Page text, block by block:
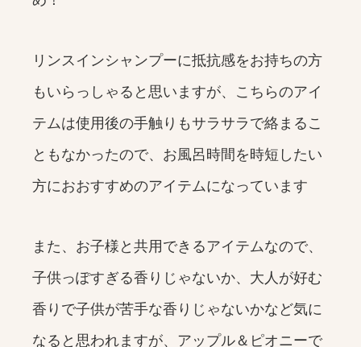
リンスインシャンプーに抵抗感をお持ちの方
もいらっしゃると思いますが、こちらのアイ
テムは使用後の手触りもサラサラで絡まるこ
ともなかったので、お風呂時間を時短したい
方におおすすめのアイテムになっています
また、お子様と共用できるアイテムなので、
子供っぽすぎる香りじゃないか、大人が好む
香りで子供が苦手な香りじゃないかなど気に
なると思われますが、アップル＆ピオニーで